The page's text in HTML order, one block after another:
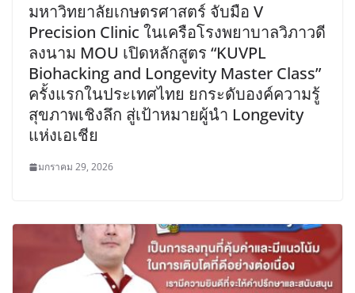
มหาวิทยาลัยเกษตรศาสตร์ จับมือ V
Precision Clinic ในเครือโรงพยาบาลวิภาวดี
ลงนาม MOU เปิดหลักสูตร “KUVPL
Biohacking and Longevity Master Class”
ครั้งแรกในประเทศไทย ยกระดับองค์ความรู้
สุขภาพเชิงลึก สู่เป้าหมายผู้นำ Longevity
แห่งเอเชีย
มกราคม 29, 2026